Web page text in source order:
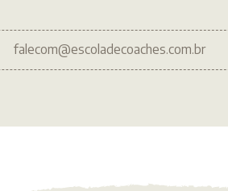
falecom@escoladecoaches.com.br